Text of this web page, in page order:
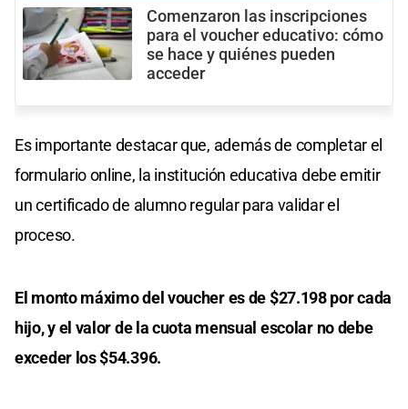
Comenzaron las inscripciones
para el voucher educativo: cómo
se hace y quiénes pueden
acceder
Es importante destacar que, además de completar el
formulario online, la institución educativa debe emitir
un certificado de alumno regular para validar el
proceso.
El monto máximo del voucher es de $27.198 por cada
hijo, y el valor de la cuota mensual escolar no debe
exceder los $54.396.